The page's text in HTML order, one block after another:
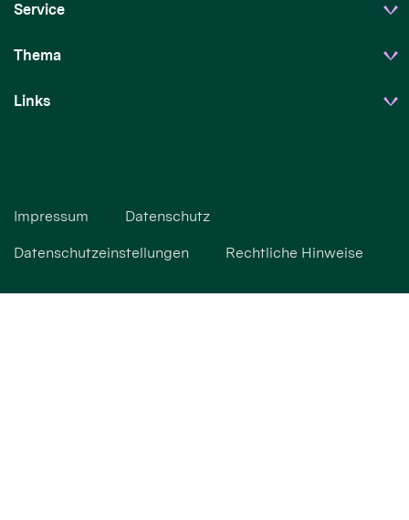
Service
Thema
Links
Impressum Datenschutz
Datenschutzeinstellungen Rechtliche Hinweise